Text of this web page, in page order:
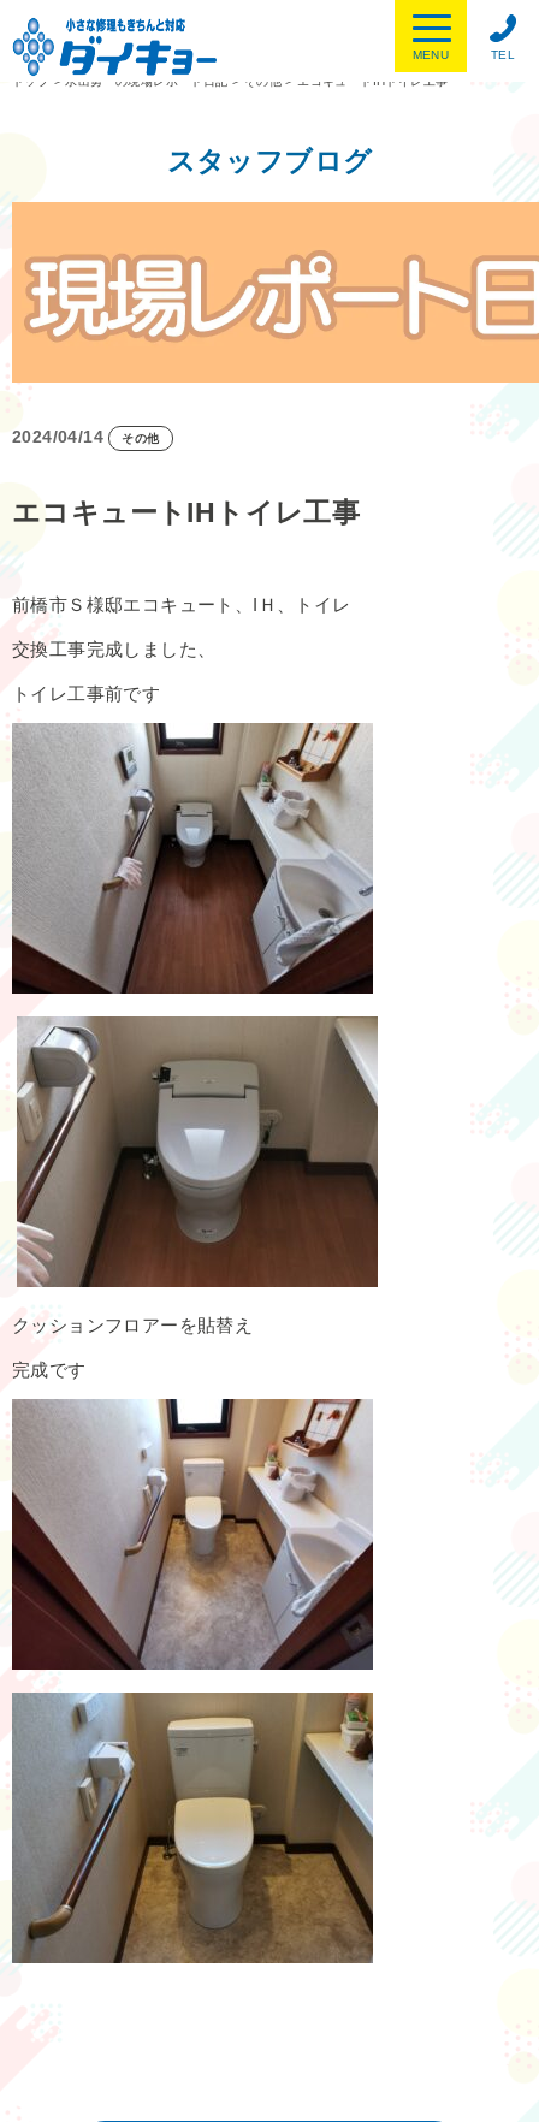
TEL
MENU
トップ
> 水出勇一の現場レポート日記 > その他 > エコキュートIHトイレ工事
スタッフブログ
2024/04/14 その他
エコキュートIHトイレ工事
前橋市Ｓ様邸エコキュート、IＨ、トイレ
交換工事完成しました、
トイレ工事前です
クッションフロアーを貼替え
完成です